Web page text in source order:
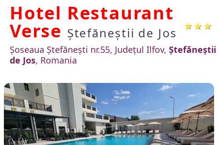
Hotel Restaurant
Verse Ștefăneștii de Jos
Șoseaua Ștefănești nr.55, Județul Ilfov, Ștefăneștii
de Jos, Romania